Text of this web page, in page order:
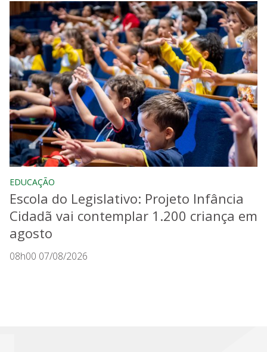
EDUCAÇÃO
Escola do Legislativo: Projeto Infância
Cidadã vai contemplar 1.200 criança em
agosto
08h00 07/08/2026